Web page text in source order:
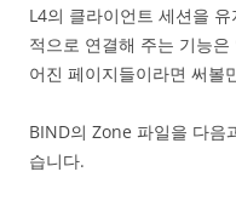
L4의 클라이언트 세션을
적으로 연결해 주는 기능
어진 페이지들이라면 써볼
BIND의 Zone 파일을 다음
습니다.